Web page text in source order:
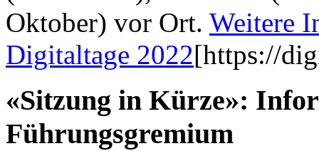
Oktober) vor Ort. Weitere
Digitaltage 2022[https://
«Sitzung in Kürze»:
Führungsgremium